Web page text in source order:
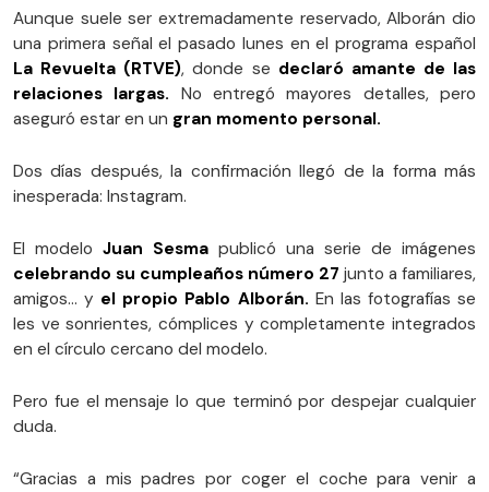
Aunque suele ser extremadamente reservado, Alborán dio
una primera señal el pasado lunes en el programa español
La Revuelta (RTVE), donde se declaró amante de las
relaciones largas. No entregó mayores detalles, pero
aseguró estar en un gran momento personal.
Dos días después, la confirmación llegó de la forma más
inesperada: Instagram.
El modelo Juan Sesma publicó una serie de imágenes
celebrando su cumpleaños número 27 junto a familiares,
amigos… y el propio Pablo Alborán. En las fotografías se
les ve sonrientes, cómplices y completamente integrados
en el círculo cercano del modelo.
Pero fue el mensaje lo que terminó por despejar cualquier
duda.
“Gracias a mis padres por coger el coche para venir a